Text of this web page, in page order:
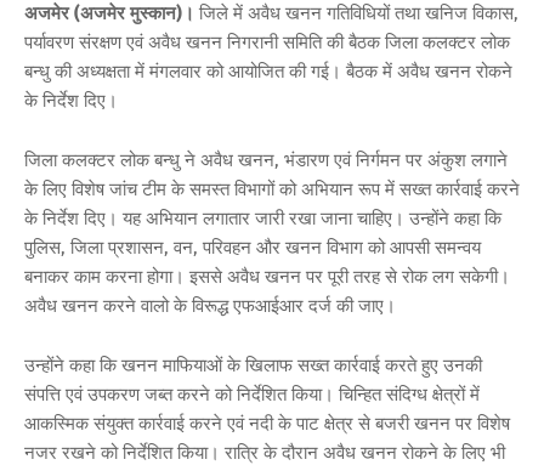
अजमेर (अजमेर मुस्कान)। जिले में अवैध खनन गतिविधियों तथा खनिज विकास,
पर्यावरण संरक्षण एवं अवैध खनन निगरानी समिति की बैठक जिला कलक्टर लोक
बन्धु की अध्यक्षता में मंगलवार को आयोजित की गई। बैठक में अवैध खनन रोकने
के निर्देश दिए।
जिला कलक्टर लोक बन्धु ने अवैध खनन, भंडारण एवं निर्गमन पर अंकुश लगाने
के लिए विशेष जांच टीम के समस्त विभागों को अभियान रूप में सख्त कार्रवाई करने
के निर्देश दिए। यह अभियान लगातार जारी रखा जाना चाहिए। उन्होंने कहा कि
पुलिस, जिला प्रशासन, वन, परिवहन और खनन विभाग को आपसी समन्वय
बनाकर काम करना होगा। इससे अवैध खनन पर पूरी तरह से रोक लग सकेगी।
अवैध खनन करने वालो के विरूद्ध एफआईआर दर्ज की जाए।
उन्होंने कहा कि खनन माफियाओं के खिलाफ सख्त कार्रवाई करते हुए उनकी
संपत्ति एवं उपकरण जब्त करने को निर्देशित किया। चिन्हित संदिग्ध क्षेत्रों में
आकस्मिक संयुक्त कार्रवाई करने एवं नदी के पाट क्षेत्र से बजरी खनन पर विशेष
नजर रखने को निर्देशित किया। रात्रि के दौरान अवैध खनन रोकने के लिए भी